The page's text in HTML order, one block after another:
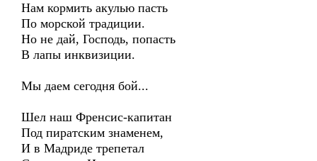
Нам кормить акулью пасть
По морской традиции.
Но не дай, Господь, попасть
В лапы инквизиции.
Мы даем сегодня бой...
Шел наш Френсис-капитан
Под пиратским знаменем,
И в Мадриде трепетал